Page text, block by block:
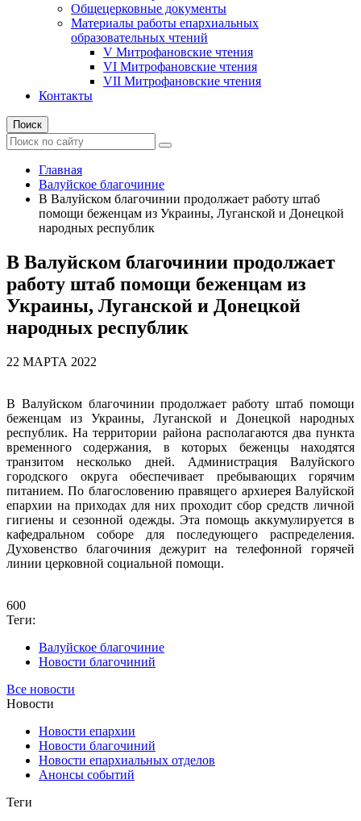
Общецерковные документы
Материалы работы епархиальных
образовательных чтений
V Митрофановские чтения
VI Митрофановские чтения
VII Митрофановские чтения
Контакты
Поиск
Главная
Валуйское благочиние
В Валуйском благочинии продолжает работу штаб
помощи беженцам из Украины, Луганской и Донецкой
народных республик
В Валуйском благочинии продолжает
работу штаб помощи беженцам из
Украины, Луганской и Донецкой
народных республик
22 МАРТА 2022
В Валуйском благочинии продолжает работу штаб помощи
беженцам из Украины, Луганской и Донецкой народных
республик. На территории района располагаются два пункта
временного содержания, в которых беженцы находятся
транзитом несколько дней. Администрация Валуйского
городского округа обеспечивает пребывающих горячим
питанием. По благословению правящего архиерея Валуйской
епархии на приходах для них проходит сбор средств личной
гигиены и сезонной одежды. Эта помощь аккумулируется в
кафедральном соборе для последующего распределения.
Духовенство благочиния дежурит на телефонной горячей
линии церковной социальной помощи.
600
Теги:
Валуйское благочиние
Новости благочиний
Все новости
Новости
Новости епархии
Новости благочиний
Новости епархиальных отделов
Анонсы событий
Теги